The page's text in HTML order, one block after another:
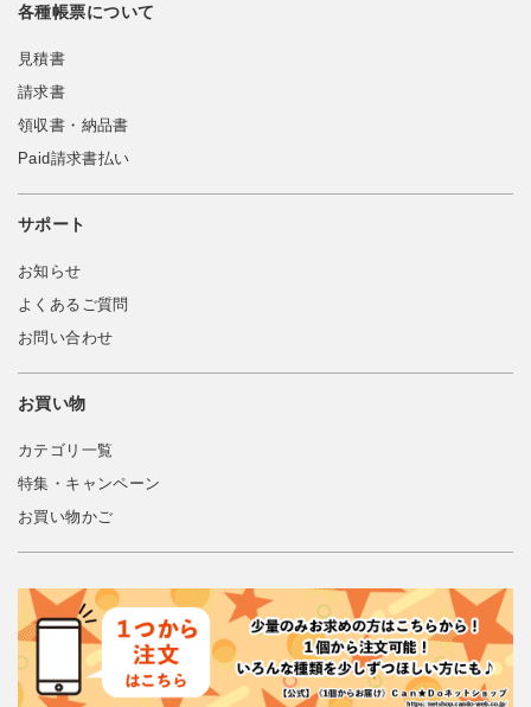
各種帳票について
見積書
請求書
領収書・納品書
Paid請求書払い
サポート
お知らせ
よくあるご質問
お問い合わせ
お買い物
カテゴリ一覧
特集・キャンペーン
お買い物かご